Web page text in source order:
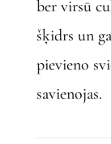
ber virsū
šķidrs un
pievieno
savienojas.